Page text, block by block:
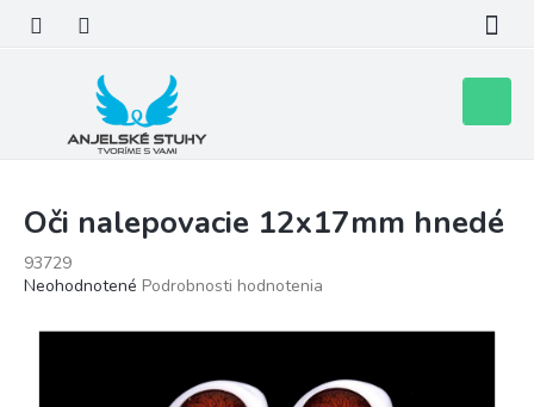
obsah
košík
Oči nalepovacie 12x17mm hnedé
93729
Priemerné
produktu
Neohodnotené Podrobnosti hodnotenia